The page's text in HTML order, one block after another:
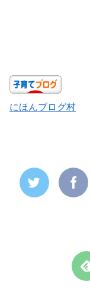
にほんブログ村